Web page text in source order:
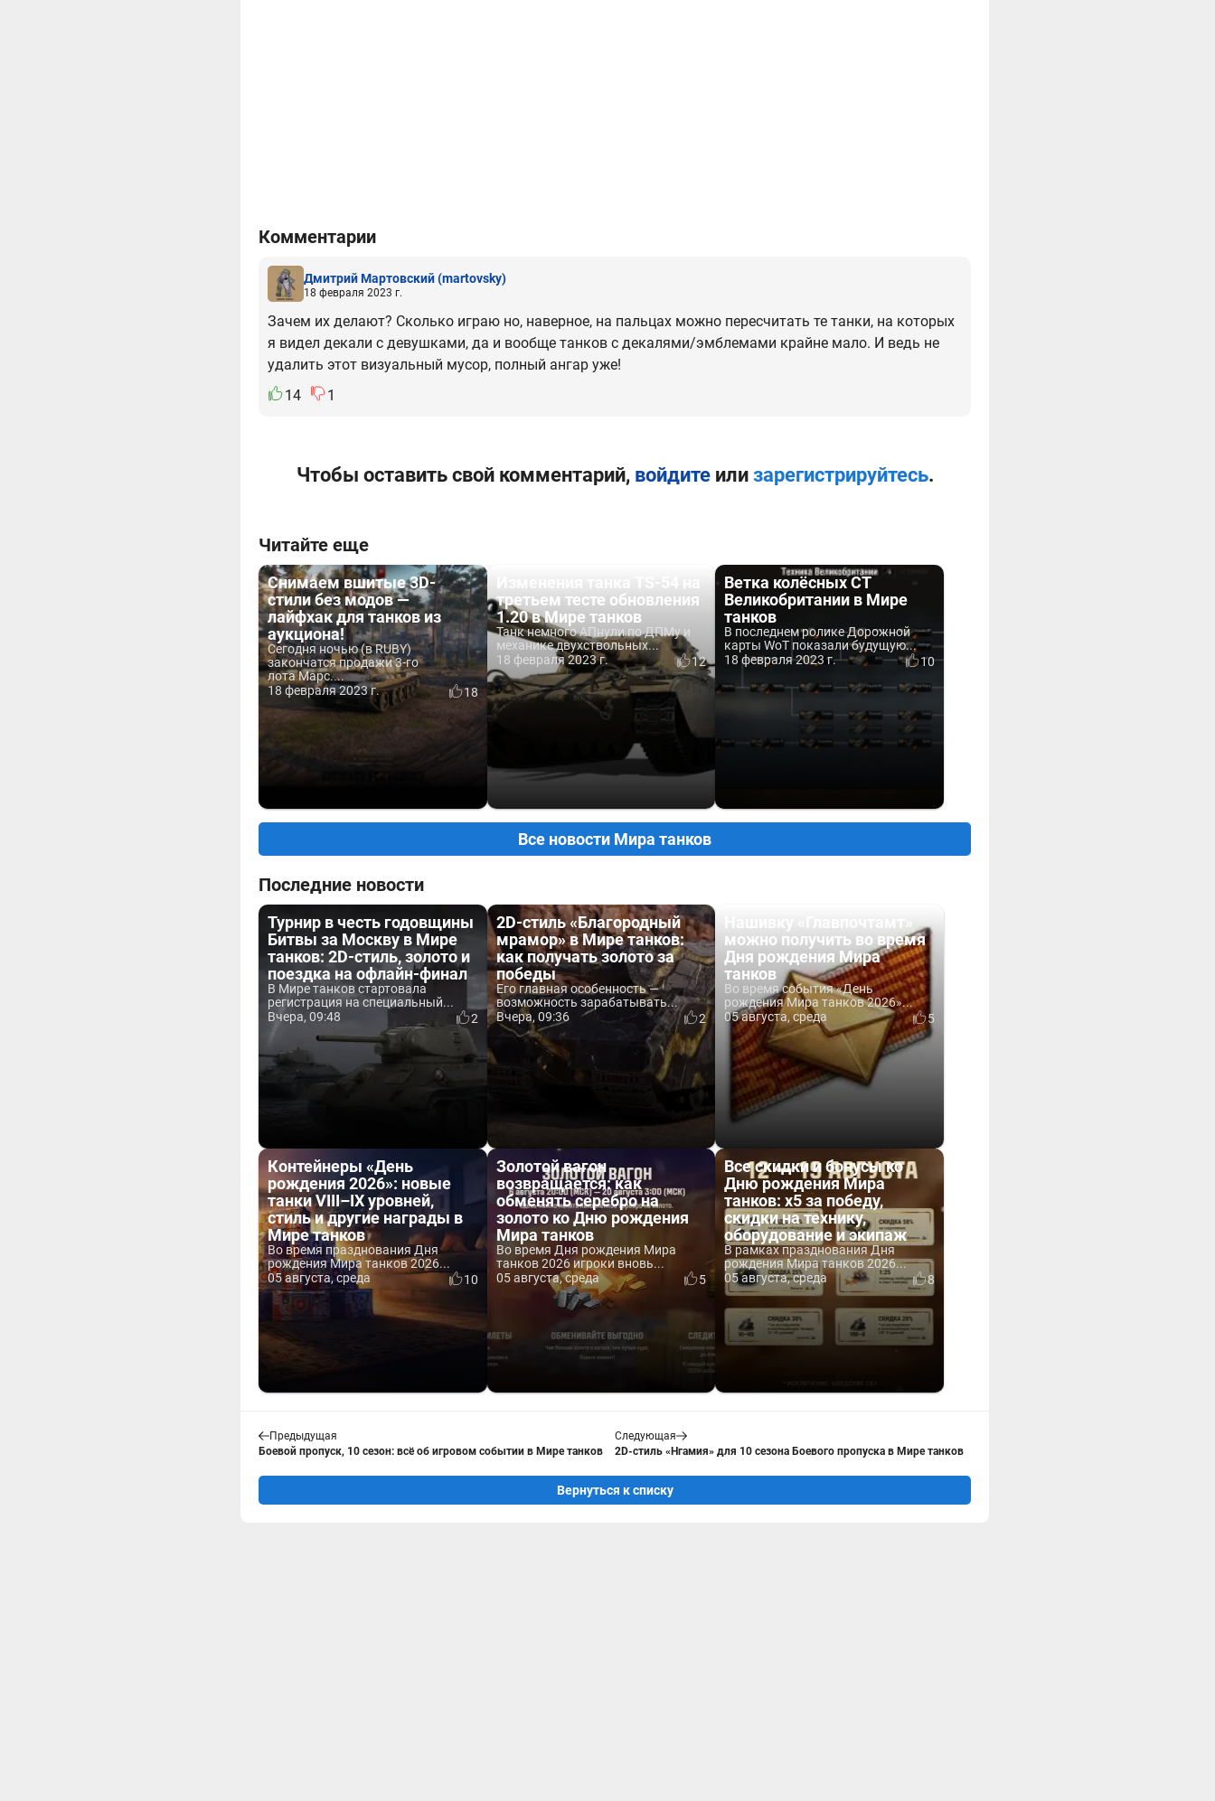
Комментарии
Дмитрий Мартовский(martovsky)
18 февраля 2023 г.
Зачем их делают? Сколько играю но, наверное, на пальцах можно пересчитать те танки, на которых
я видел декали с девушками, да и вообще танков с декалями/эмблемами крайне мало. И ведь не
удалить этот визуальный мусор, полный ангар уже!
14
1
Чтобы оставить свой комментарий, войдитеили зарегистрируйтесь.
Читайте еще
Снимаем вшитые 3D-
стили без модов —
лайфхак для танков из
аукциона!
Сегодня ночью (в RUBY)
закончатся продажи 3-го
лота Марс....
18 февраля 2023 г.
18
третьем тесте обновления
1.20 в Мире танков
Танк немного АПнули по ДПМу и
механике двухствольных...
18 февраля 2023 г.
12
Ветка колёсных СТ
Великобритании в Мире
танков
В последнем ролике Дорожной
карты WoT показали будущую...
18 февраля 2023 г.
10
Все новости Мира танков
Последние новости
Турнир в честь годовщины
Битвы за Москву в Мире
танков: 2D-стиль, золото и
поездка на офлайн-финал
В Мире танков стартовала
регистрация на специальный...
Вчера, 09:48
2
2D-стиль «Благородный
мрамор» в Мире танков:
как получать золото за
победы
Его главная особенность —
возможность зарабатывать...
Вчера, 09:36
2
Нашивку «Главпочтамт»
можно получить во время
Дня рождения Мира
танков
Во время события «День
рождения Мира танков 2026»...
05 августа, среда
5
Контейнеры «День
рождения 2026»: новые
танки VIII–IX уровней,
стиль и другие награды в
Мире танков
Во время празднования Дня
рождения Мира танков 2026...
05 августа, среда
10
Золотой вагон
возвращается: как
обменять серебро на
золото ко Дню рождения
Мира танков
Во время Дня рождения Мира
танков 2026 игроки вновь...
05 августа, среда
5
Все скидки и бонусы ко
Дню рождения Мира
танков: x5 за победу,
скидки на технику,
оборудование и экипаж
В рамках празднования Дня
рождения Мира танков 2026...
05 августа, среда
8
Предыдущая
Боевой пропуск, 10 сезон: всё об игровом событии в Мире танков
Следующая
2D-стиль «Нгамия» для 10 сезона Боевого пропуска в Мире танков
Вернуться к списку